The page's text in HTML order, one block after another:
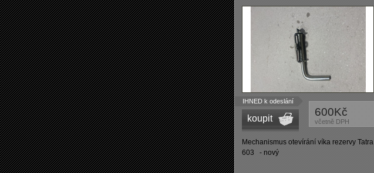
600Kč
včetně DPH
IHNED k odeslání
koupit
Mechanismus otevírání víka rezervy Tatra
603 - nový